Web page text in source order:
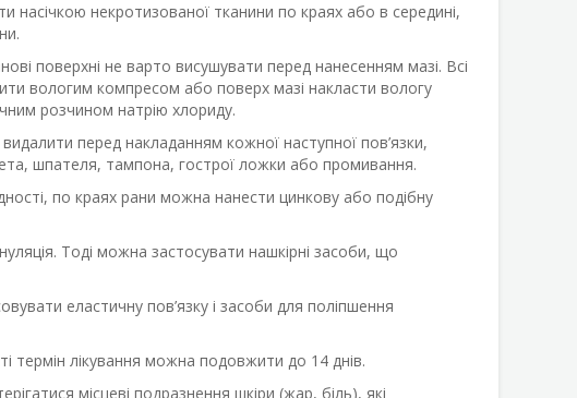
насічкою некротизованої тканини по краях або в середині,
поверхні не варто висушувати перед нанесенням мазі. Всі
вологим компресом або поверх мазі накласти вологу
розчином натрію хлориду.
перед накладанням кожної наступної пов’язки,
шпателя, тампона, гострої ложки або промивання.
по краях рани можна нанести цинкову або подібну
Тоді можна застосувати нашкірні засоби, що
еластичну пов’язку і засоби для поліпшення
термін лікування можна подовжити до 14 днів.
місцеві подразнення шкіри (жар, біль), які